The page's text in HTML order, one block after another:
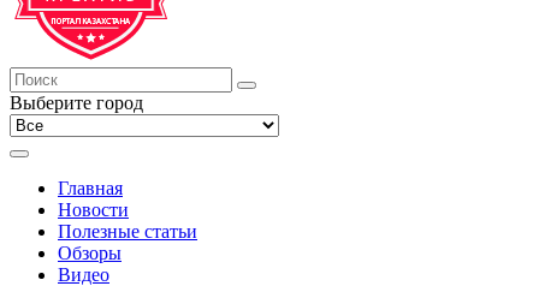
Выберите город
Главная
Новости
Полезные статьи
Обзоры
Видео